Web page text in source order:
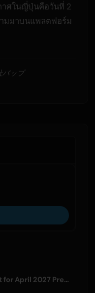
าศในญี่ปุ่นคือวันที่ 2
มมาบนแพลตฟอร์ม
バップ
TV Anime 'Shozen' Set for April 2027 Premiere on Fuji TV